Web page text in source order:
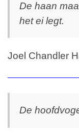
De haan
het ei legt.
Joel Chandler
De